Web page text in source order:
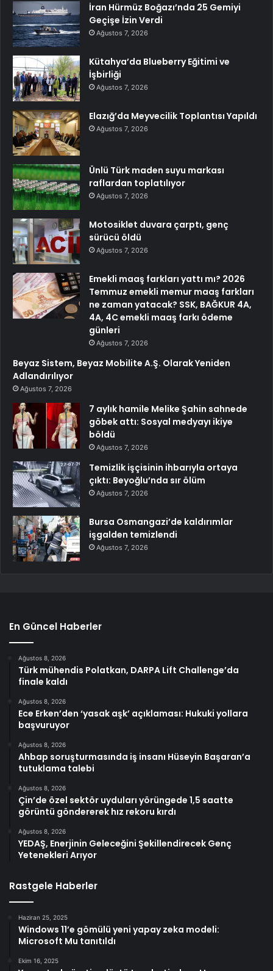
İran Hürmüz Boğazı’nda 25 Gemiyi
Geçişe İzin Verdi
Ağustos 7, 2026
Kütahya’da Blueberry Eğitimi ve
İşbirliği
Ağustos 7, 2026
Elazığ’da Meyvecilik Toplantısı Yapıldı
Ağustos 7, 2026
Ünlü Türk maden suyu markası
raflardan toplatılıyor
Ağustos 7, 2026
Motosiklet duvara çarptı, genç
sürücü öldü
Ağustos 7, 2026
Emekli maaş farkları yattı mı? 2026
Temmuz emekli memur maaş farkları
ne zaman yatacak? SSK, BAĞKUR 4A,
4A, 4C emekli maaş farkı ödeme
günleri
Ağustos 7, 2026
Beyaz Sistem, Beyaz Mobilite A.Ş. Olarak Yeniden
Adlandırılıyor
Ağustos 7, 2026
7 aylık hamile Melike Şahin sahnede
göbek attı: Sosyal medyayı ikiye
böldü
Ağustos 7, 2026
Temizlik işçisinin ihbarıyla ortaya
çıktı: Beyoğlu’nda sır ölüm
Ağustos 7, 2026
Bursa Osmangazi’de kaldırımlar
işgalden temizlendi
Ağustos 7, 2026
En Güncel Haberler
Ağustos 8, 2026
Türk mühendis Polatkan, DARPA Lift Challenge’da
finale kaldı
Ağustos 8, 2026
Ece Erken’den ‘yasak aşk’ açıklaması: Hukuki yollara
başvuruyor
Ağustos 8, 2026
Ahbap soruşturmasında iş insanı Hüseyin Başaran’a
tutuklama talebi
Ağustos 8, 2026
Çin’de özel sektör uyduları yörüngede 1,5 saatte
görüntü göndererek hız rekoru kırdı
Ağustos 8, 2026
YEDAŞ, Enerjinin Geleceğini Şekillendirecek Genç
Yetenekleri Arıyor
Rastgele Haberler
Haziran 25, 2025
Windows 11’e gömülü yeni yapay zeka modeli:
Microsoft Mu tanıtıldı
Ekim 16, 2025